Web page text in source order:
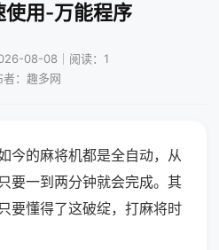
使用-万能程序
08-08｜阅读：1
者：趣多网
今的麻将机都是全自动，从
要一到两分钟就会完成。其
要懂得了这破绽，打麻将时